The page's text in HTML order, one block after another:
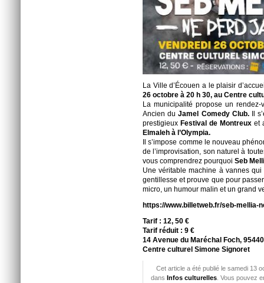
La Ville d’Écouen a le plaisir
26 octobre à 20 h 30, au Centre
La municipalité propose un
Ancien duJamel Comedy Club.
Il
prestigieux Festival de Montreuxet
Elmaleh à l’Olympia.
Il s’impose comme le nouveau
de l’improvisation, son naturel à
vous comprendrez pourquoi Seb
Une véritable machine à vannes
gentillesse et prouve que pour
micro, un humour malin et un grand
https://www.billetweb.fr/seb-mellia-
Tarif : 12, 50 €
Tarif réduit : 9 €
14 Avenue du Maréchal Foch,
Centre culturel Simone Signoret
Cet article a été publié le samedi 13
dans Infos culturelles . Vous pouvez